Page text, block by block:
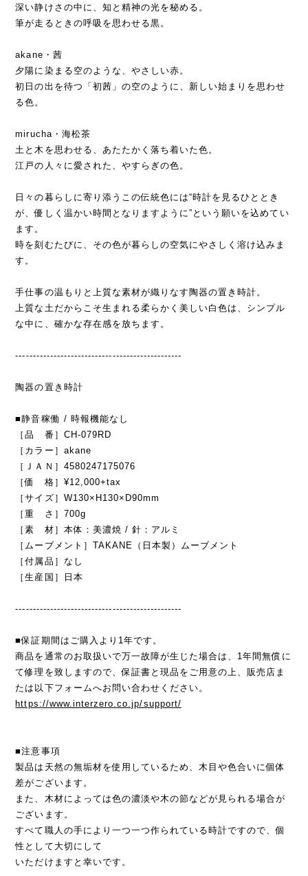
深い静けさの中に、知と精神の光を秘める。
筆が走るときの呼吸を思わせる黒。
akane・茜
夕陽に染まる空のような、やさしい赤。
初日の出を待つ「初茜」の空のように、新しい始まりを思わせ
る色。
mirucha・海松茶
土と木を思わせる、あたたかく落ち着いた色。
江戸の人々に愛された、やすらぎの色。
日々の暮らしに寄り添うこの伝統色には“時計を見るひととき
が、優しく温かい時間となりますように”という願いを込めてい
ます。
時を刻むたびに、その色が暮らしの空気にやさしく溶け込みま
す。
手仕事の温もりと上質な素材が織りなす陶器の置き時計。
上質な土だからこそ生まれる柔らかく美しい白色は、シンプル
な中に、確かな存在感を放ちます。
------------------------------------------------
陶器の置き時計
■静音稼働 / 時報機能なし
［品 番］CH-079RD
［カラー］akane
［ＪＡＮ］4580247175076
［価 格］¥12,000+tax
［サイズ］W130×H130×D90mm
［重 さ］700g
［素 材］本体：美濃焼 / 針：アルミ
［ムーブメント］TAKANE（日本製）ムーブメント
［付属品］なし
［生産国］日本
------------------------------------------------
■保証期間はご購入より1年です。
商品を通常のお取扱いで万一故障が生じた場合は、1年間無償に
て修理を致しますので、保証書と現品をご用意の上、販売店ま
たは以下フォームへお問い合わせください。
https://www.interzero.co.jp/support/
■注意事項
製品は天然の無垢材を使用しているため、木目や色合いに個体
差がございます。
また、木材によっては色の濃淡や木の節などが見られる場合が
ございます。
すべて職人の手により一つ一つ作られている時計ですので、個
性として大切にして
いただけますと幸いです。